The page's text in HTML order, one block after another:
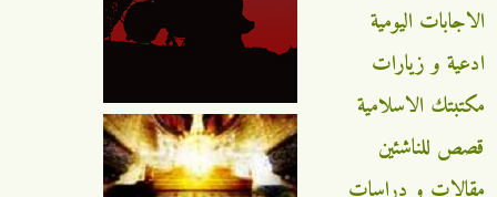
الاجابات اليومية
ادعية و زيارات
مكتبتك الاسلامية
قصص للناشئين